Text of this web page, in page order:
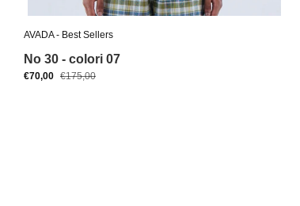
AVADA - Best Sellers
No 30 - colori 07
€70,00 €175,00